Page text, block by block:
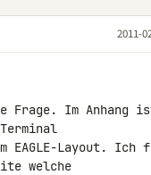
2011-
Frage. Im Anhang
EAGLE-Layout. Ich
welche